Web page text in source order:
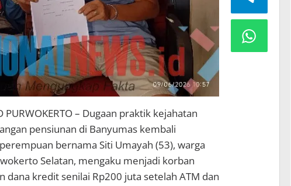
PURWOKERTO – Dugaan praktik kejahatan
pensiunan di Banyumas kembali
bernama Siti Umayah (53), warga
Selatan, mengaku menjadi korban
dana kredit senilai Rp200 juta setelah ATM dan